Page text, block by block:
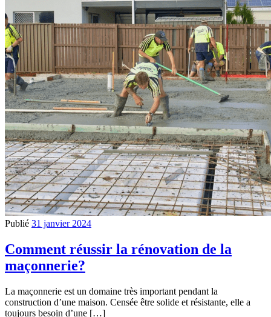
Publié 31 janvier 2024
Comment réussir la rénovation de la
maçonnerie?
La maçonnerie est un domaine très important pendant la
construction d’une maison. Censée être solide et résistante, elle a
toujours besoin d’une […]